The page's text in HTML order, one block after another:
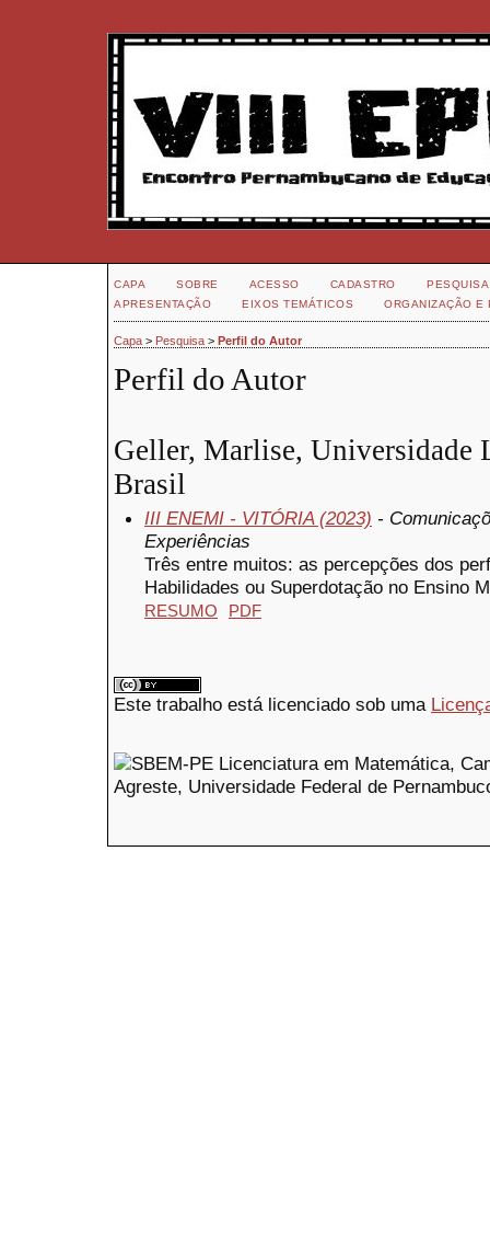
CAPA SOBRE ACESSO CADASTRO
PESQUISA
APRESENTAÇÃO
EIXOS TEMÁTICOS ORGANIZAÇÃO E
Capa > Pesquisa > Perfil do Autor
Perfil do Autor
Geller, Marlise, Universidade
Brasil
III ENEMI - VITÓRIA (2023) -
Experiências
Três entre muitos: as percepções dos
Habilidades ou Superdotação no Ensino
RESUMO PDF
Este trabalho está licenciado sob uma